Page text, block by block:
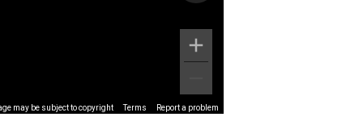
may be subject to copyright Terms Report a problem